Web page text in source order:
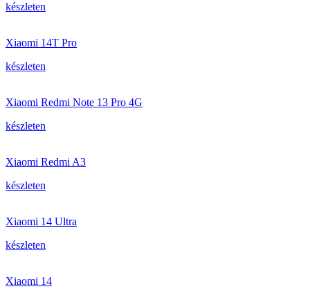
készleten
Xiaomi 14T Pro
készleten
Xiaomi Redmi Note 13 Pro 4G
készleten
Xiaomi Redmi A3
készleten
Xiaomi 14 Ultra
készleten
Xiaomi 14